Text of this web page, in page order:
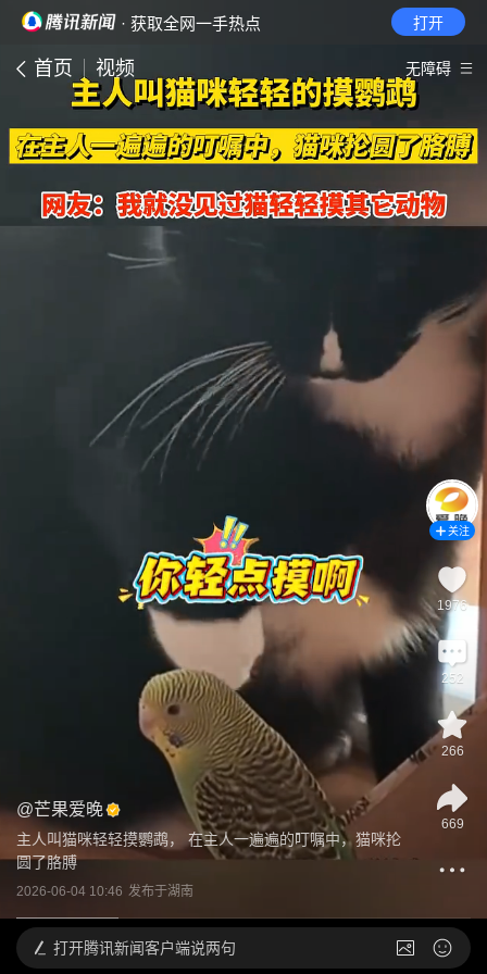
· 获取全网一手热点 打开
首页 视频 无障碍
@芒果爱晚
主人叫猫咪轻轻摸鹦鹉， 在主人一遍遍的叮嘱中，猫咪抡
圆了胳膊
2026-06-04 10:46 发布于湖南
关注
1976
252
266
669
打开腾讯新闻客户端说两句